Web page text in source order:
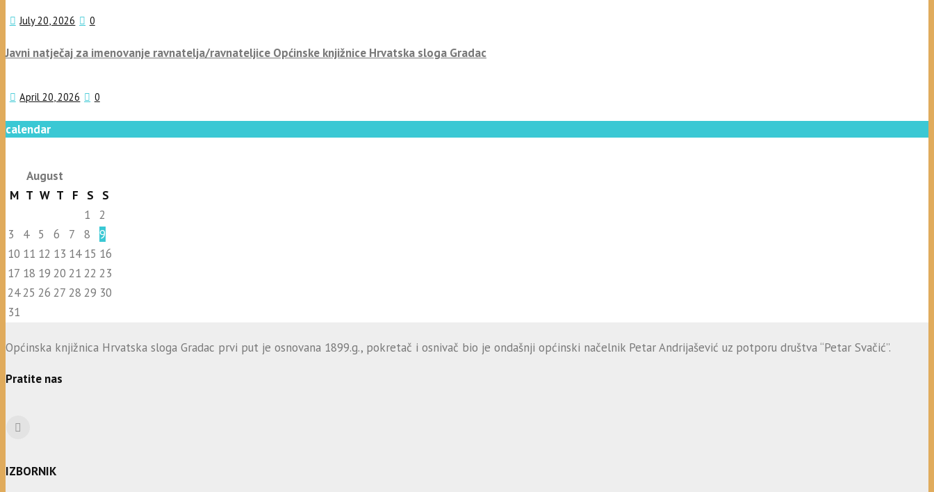
July 20, 2026 0
Javni natječaj za imenovanje ravnatelja/ravnateljice Općinske knjižnice Hrvatska sloga Gradac
April 20, 2026 0
calendar
August
M T W T F S
S
1
2
3
4 5 6 7 8
9
10 11 12 13 14 15 16
17 18 19 20 21 22 23
2425 26 27 28 29 30
31
Općinska knjižnica Hrvatska sloga Gradac prvi put je osnovana 1899.g., pokretač i osnivač bio je ondašnji općinski načelnik Petar Andrijašević uz potporu društva “Petar Svačić”.
Pratite nas
IZBORNIK